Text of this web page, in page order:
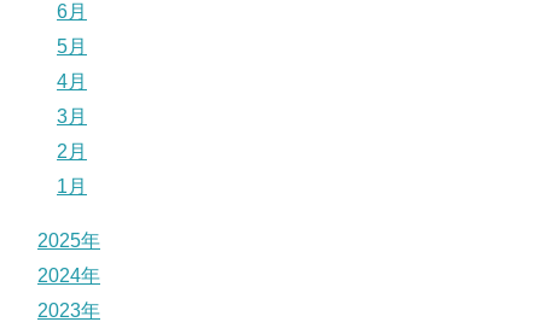
6月
5月
4月
3月
2月
1月
2025年
2024年
2023年